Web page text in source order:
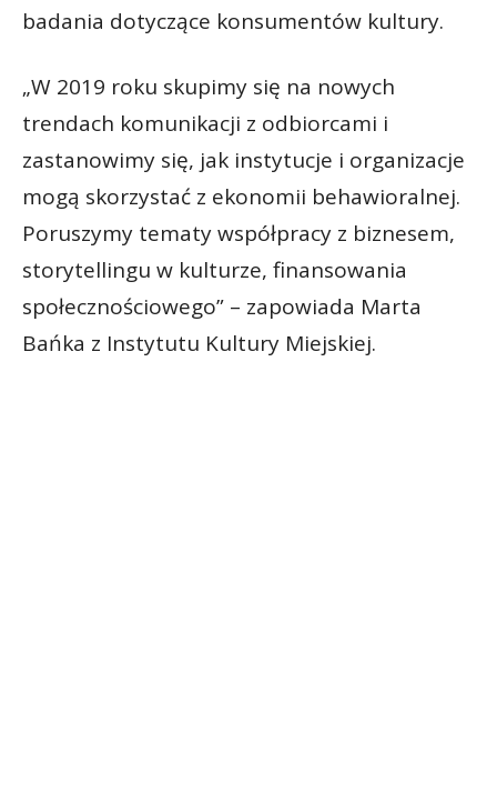
badania dotyczące konsumentów kultury.
„W 2019 roku skupimy się na nowych
trendach komunikacji z odbiorcami i
zastanowimy się, jak instytucje i organizacje
mogą skorzystać z ekonomii behawioralnej.
Poruszymy tematy współpracy z biznesem,
storytellingu w kulturze, finansowania
społecznościowego” – zapowiada Marta
Bańka z Instytutu Kultury Miejskiej.